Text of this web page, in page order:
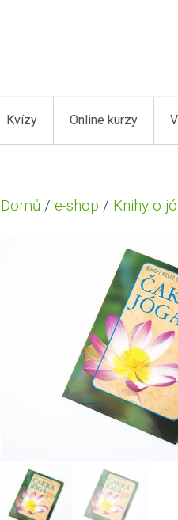
Kvízy Online kurzy
Domů / e-shop / Knihy o